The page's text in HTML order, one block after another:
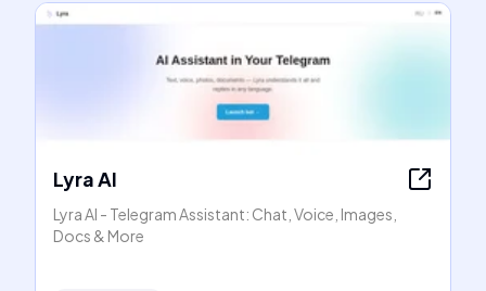
Lyra AI
Lyra AI - Telegram Assistant: Chat, Voice, Images,
Docs & More